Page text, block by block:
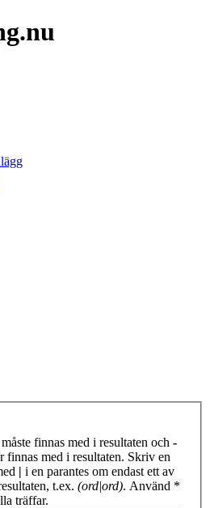
finnas med i resultaten och -
finnas med i resultaten. Skriv en
| i en parantes om endast ett av
t.ex. (ord|ord). Använd *
träffar.